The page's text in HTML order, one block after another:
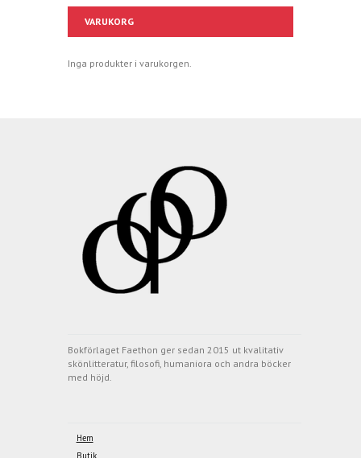
VARUKORG
Inga produkter i varukorgen.
Bokförlaget Faethon ger sedan 2015 ut kvalitativ
skönlitteratur, filosofi, humaniora och andra böcker
med höjd.
Hem
Butik